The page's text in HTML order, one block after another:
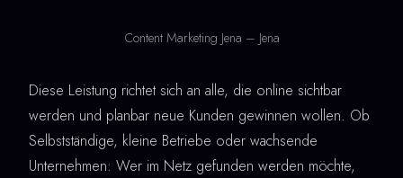
Content Marketing Jena – Jena
Diese Leistung richtet sich an alle, die online sichtbar
werden und planbar neue Kunden gewinnen wollen. Ob
Selbstständige, kleine Betriebe oder wachsende
Unternehmen: Wer im Netz gefunden werden möchte,